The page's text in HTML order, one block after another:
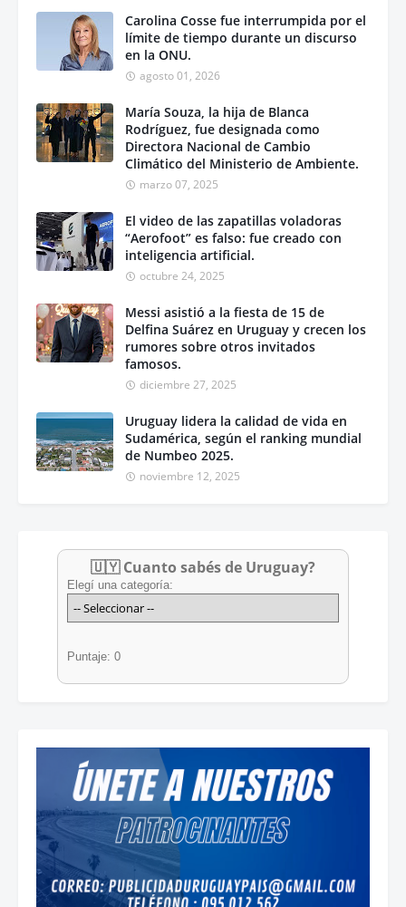
Carolina Cosse fue interrumpida por el
límite de tiempo durante un discurso
en la ONU.
agosto 01, 2026
María Souza, la hija de Blanca
Rodríguez, fue designada como
Directora Nacional de Cambio
Climático del Ministerio de Ambiente.
marzo 07, 2025
El video de las zapatillas voladoras
“Aerofoot” es falso: fue creado con
inteligencia artificial.
octubre 24, 2025
Messi asistió a la fiesta de 15 de
Delfina Suárez en Uruguay y crecen los
rumores sobre otros invitados
famosos.
diciembre 27, 2025
Uruguay lidera la calidad de vida en
Sudamérica, según el ranking mundial
de Numbeo 2025.
noviembre 12, 2025
🇺🇾 Cuanto sabés de Uruguay?
Elegí una categoría:
Puntaje: 0